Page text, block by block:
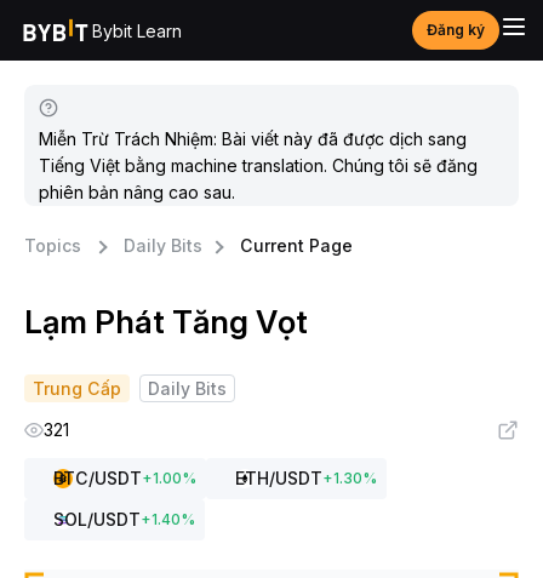
Bybit Learn Đăng ký
Miễn Trừ Trách Nhiệm: Bài viết này đã được dịch sang
Tiếng Việt bằng machine translation. Chúng tôi sẽ đăng
phiên bản nâng cao sau.
Topics Daily Bits Current Page
Lạm Phát Tăng Vọt
Trung Cấp
Daily Bits
321
BTC/USDT+1.00% ETH/USDT+1.30%
SOL/USDT+1.40%